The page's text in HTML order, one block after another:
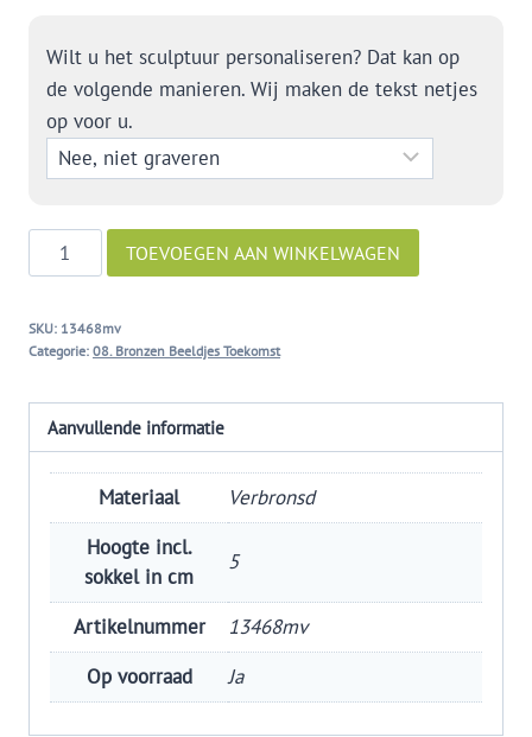
Wilt u het sculptuur personaliseren? Dat kan op
de volgende manieren. Wij maken de tekst netjes
op voor u.
Samenspraak
aantal
TOEVOEGEN AAN WINKELWAGEN
SKU: 13468mv
Categorie: 08. Bronzen Beeldjes Toekomst
Aanvullende informatie
Materiaal
Verbronsd
Hoogte incl.
sokkel in cm
5
Artikelnummer
13468mv
Op voorraad
Ja